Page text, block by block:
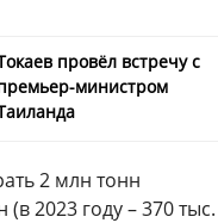
провёл встречу с
министром
2 млн тонн
2023 году – 370 тыс.